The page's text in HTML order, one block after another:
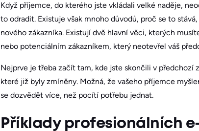
Když příjemce, do kterého jste vkládali velké naděje,
to odradit. Existuje však mnoho důvodů, proč se to
nového zákazníka. Existují dvě hlavní věci, kterých
nebo potenciálním zákazníkem, který neotevřel váš
Nejprve je třeba začít tam, kde jste skončili v předchozí
které již byly zmíněny. Možná, že vašeho příjemce
se dozvědět více, než pocítí potřebu jednat.
Příklady profesionálních